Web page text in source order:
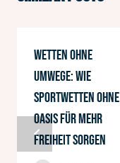
Wetten ohne
Umwege: Wie
Sportwetten ohne
Oasis für mehr
Freiheit sorgen